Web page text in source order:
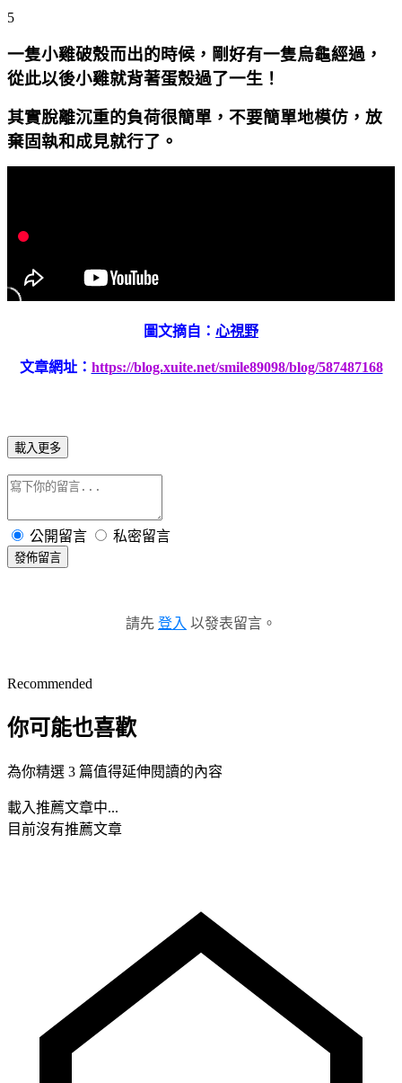
5
一隻小雞破殼而出的時候，剛好有一隻烏龜經過，
從此以後小雞就背著蛋殼過了一生！
其實脫離沉重的負荷很簡單，不要簡單地模仿，放
棄固執和成見就行了。
圖文摘自： 心視野
文章網址： https://blog.xuite.net/smile89098/blog/587487168
載入更多
公開留言 私密留言
發佈留言
請先 登入 以發表留言。
Recommended
你可能也喜歡
為你精選 3 篇值得延伸閱讀的內容
載入推薦文章中...
目前沒有推薦文章